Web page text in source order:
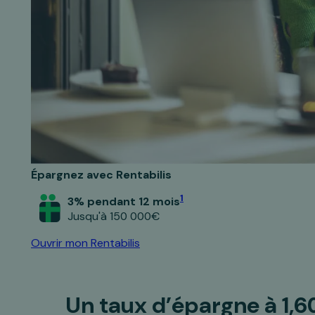
Épargnez avec Rentabilis
Ouvrir mon Rentabilis
3% pendant 12 mois1
Jusqu'à 150 000€
Un taux d’épargneà